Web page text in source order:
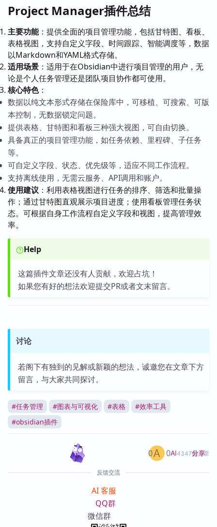
Project Manager插件总结
主要功能：提供全面的项目管理功能，包括甘特图、看板、
表格视图，支持自定义字段、时间跟踪、智能调度等，数据
以Markdown和YAML格式存储。
适用场景 ：适用于在Obsidian中进行项目管理的用户，无
论是个人任务管理还是团队项目协作都可使用。
核心特色：
数据以纯文本形式存储在保险库中，可移植、可搜索、可版
本控制，无数据锁定问题。
提供表格、甘特图和看板三种强大视图，可自由切换。
具备真正的项目管理功能，如任务依赖、里程碑、子任务
等。
可自定义字段、状态、优先级等，适应不同工作流程。
支持离线使用，无需云服务、API调用和账户。
使用建议 ：利用表格视图进行任务的排序、筛选和批量操
作；通过甘特图直观展示项目进度；使用看板管理任务状
态。可根据自身工作流程自定义字段和视图，提高管理效
率。
Help
这篇插件文章还没有人贡献，欢迎占坑！
如果您有好的想法欢迎提交PR或者文末留言。
讨论
若阁下有独到的见解或新颖的想法，诚邀您在文章下方
留言，与大家共同探讨。
#任务管理 #图表与可视化 #表格 #效率工具
#obsidian插件
AI4347篇文章
0 0 分享
反馈交流
AI 客服
QQ群
微信群